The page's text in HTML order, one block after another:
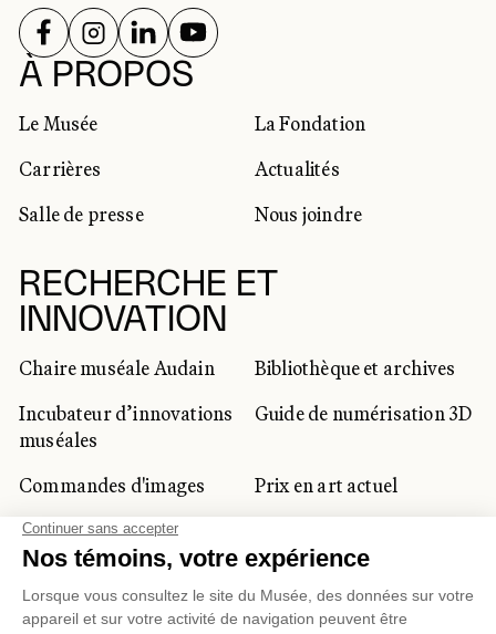
À PROPOS
Le Musée
La Fondation
Carrières
Actualités
Salle de presse
Nous joindre
RECHERCHE ET
INNOVATION
Chaire muséale Audain
Bibliothèque et archives
Incubateur d’innovations
muséales
Guide de numérisation 3D
Commandes d'images
Prix en art actuel
Prix Lynne-Cohen
CLIENTÈLE CORPORATIVE
RÉSEAUX SOCIAUX
SUIVEZ-NOUS SUR
SUIVEZ-NOUS SUR
SUIVEZ-NOUS SUR
SUIVEZ-NOUS SUR